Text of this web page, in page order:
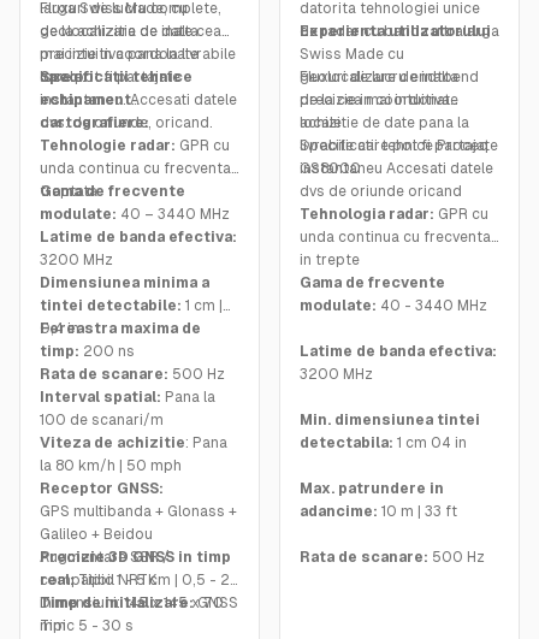
larga Swiss Made, cu
geolocalizare de inalta
precizie in coordonate
locale.
Fluxuri de lucru complete,
de la achizitia de date cea
mai intuitiva pana la livrabile
care pot fi partajate
instantaneu. Accesati datele
dvs. de oriunde, oricand.
Specificatii tehnice
echipament
cartografiere:
Tehnologie radar: GPR cu
unda continua cu frecventa
treptata
Gama de frecvente
modulate: 40 – 3440 MHz
Latime de banda efectiva:
3200 MHz
Dimensiunea minima a
tintei detectabile: 1 cm |
0,4 in
Fereastra maxima de
timp: 200 ns
Rata de scanare: 500 Hz
Interval spatial: Pana la
100 de scanari/m
Viteza de achizitie: Pana
la 80 km/h | 50 mph
Receptor GNSS:
GPS multibanda + Glonass +
Galileo + Beidou
Augmentare SSR /
compatibil NRTK
Dimensiuni: 145 x 145 x 70
mm
Precizie 3D GNSS in timp
real:Tipic 1 - 5 cm | 0,5 - 2
in
Timp de initializare:GNSS
Tipic 5 - 30 s
datorita tehnologiei unice
de radar cu banda ultralarga
Swiss Made cu
geolocalizare de inalta
precizie in coordonate
locale
Experienta utilizatorului
Fluxuri de lucru endtoend
de la cea mai intuitiva
achizitie de date pana la
livrabile care pot fi partajate
instantaneu Accesati datele
dvs de oriunde oricand
Specificatii tehnice Proceq
GS8000
Tehnologia radar: GPR cu
unda continua cu frecventa
in trepte
Gama de frecvente
modulate: 40 - 3440 MHz
Latime de banda efectiva:
3200 MHz
Min. dimensiunea tintei
detectabila: 1 cm 04 in
Max. patrundere in
adancime: 10 m | 33 ft
Rata de scanare: 500 Hz